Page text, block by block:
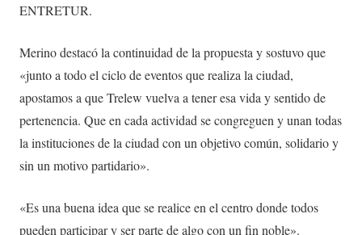
ENTRETUR.
Merino destacó la continuidad de la propuesta y sostuvo que
«junto a todo el ciclo de eventos que realiza la ciudad,
apostamos a que Trelew vuelva a tener esa vida y sentido de
pertenencia. Que en cada actividad se congreguen y unan todas
la instituciones de la ciudad con un objetivo común, solidario y
sin un motivo partidario».
«Es una buena idea que se realice en el centro donde todos
pueden participar y ser parte de algo con un fin noble».